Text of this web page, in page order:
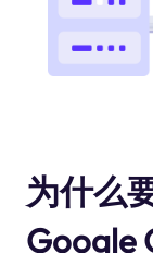
为什么
Google